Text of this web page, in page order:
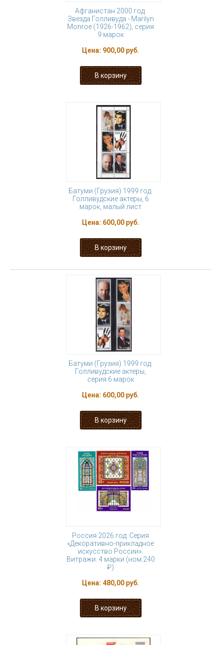
Афганистан 2000 год.
Звезда Голливуда - Marilyn
Monroe (1926-1962), серия
9 марок
Цена: 900,00 руб.
Батуми (Грузия) 1999 год.
Голливудские актеры, 6
марок, малый лист
Цена: 600,00 руб.
Батуми (Грузия) 1999 год.
Голливудские актеры,
серия 6 марок
Цена: 600,00 руб.
Россия 2026 год. Серия
«Декоративно-прикладное
искусство России».
Витражи. 4 марки (ном.240
₽)
Цена: 480,00 руб.